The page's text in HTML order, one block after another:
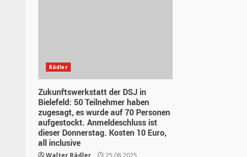
Rädler
Zukunftswerkstatt der DSJ in
Bielefeld: 50 Teilnehmer haben
zugesagt, es wurde auf 70 Personen
aufgestockt. Anmeldeschluss ist
dieser Donnerstag. Kosten 10 Euro,
all inclusive
Walter Rädler 25.08.2025